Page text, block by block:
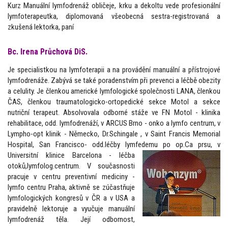
Kurz Manuální lymfodrenáž obličeje, krku a dekoltu vede profesionální
lymfoterapeutka, diplomovaná všeobecná sestra-registrovaná a
zkušená lektorka, paní
Bc. Irena Průchová DiS.
Je specialistkou na lymfoterapii a na provádění manuální a přístrojové
lymfodrenáže. Zabývá se také poradenstvím při prevenci a léčbě obezity
a celulity. Je členkou americké lymfologické společnosti LANA, členkou
ČAS, členkou traumatologicko-ortopedické sekce Motol a sekce
nutriční terapeut. Absolvovala odborné stáže ve FN Motol - klinika
rehabilitace, odd. lymfodrenáží, v ARCUS Brno - onko a lymfo centrum, v
Lympho-opt klinik - Německo, Dr.Schingale , v Saint Francis Memorial
Hospital, San Francisco- odd.léčby lymfedemu po op.Ca prsu, v
Universitní klinice Barcelona - léčba
otoků,lymfolog.centrum. V současnosti
pracuje v centru preventivní mediciny -
lymfo centru Praha, aktivně se zúčastňuje
lymfologických kongresů v ČR a v USA a
pravidelně lektoruje a vyučuje manuální
lymfodrenáž těla. Její odbornost,